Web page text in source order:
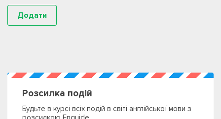
Розсилка подій
Будьте в курсі всіх подій в світі англійської мови з